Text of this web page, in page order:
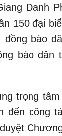
Danh
150 đại
bào
bào dân
trọng
đến công